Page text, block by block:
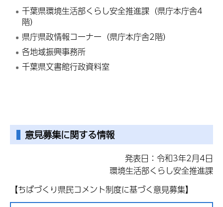
千葉県環境生活部くらし安全推進課（県庁本庁舎4
階）
県庁県政情報コーナー（県庁本庁舎2階）
各地域振興事務所
千葉県文書館行政資料室
意見募集に関する情報
発表日：令和3年2月4日
環境生活部くらし安全推進課
【ちばづくり県民コメント制度に基づく意見募集】